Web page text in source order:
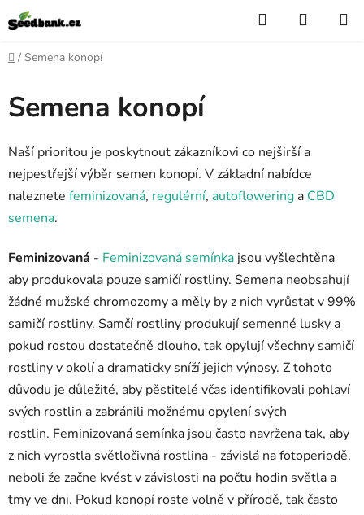
Přejít
na
obsah
Hledat
KOŠÍK
Domů
/ Semena konopí
Semena konopí
Naší prioritou je poskytnout zákazníkovi co nejširší a
nejpestřejší výběr semen konopí. V základní nabídce
naleznete feminizovaná, regulérní, autoflowering a CBD
semena.
Feminizovaná - Feminizovaná semínka jsou vyšlechtěna
aby produkovala pouze samičí rostliny. Semena neobsahují
žádné mužské chromozomy a měly by z nich vyrůstat v 99%
samičí rostliny. Samčí rostliny produkují semenné lusky a
pokud rostou dostatečně dlouho, tak opylují všechny samičí
rostliny v okolí a dramaticky sníží jejich výnosy. Z tohoto
důvodu je důležité, aby pěstitelé včas identifikovali pohlaví
svých rostlin a zabránili možnému opylení svých
rostlin. Feminizovaná semínka jsou často navržena tak, aby
z nich vyrostla světločivná rostlina - závislá na fotoperiodě,
neboli že začne kvést v závislosti na počtu hodin světla a
tmy ve dni. Pokud konopí roste volně v přírodě, tak často